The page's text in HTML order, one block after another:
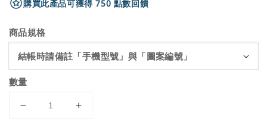
購買此產品可獲得 750 點數回饋
商品規格
數量